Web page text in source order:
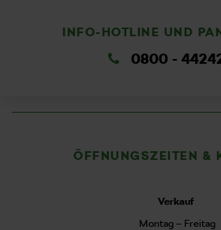
INFO-HOTLINE UND
0800 -
ÖFFNUNGSZEITEN &
Verkauf
Montag – Freitag